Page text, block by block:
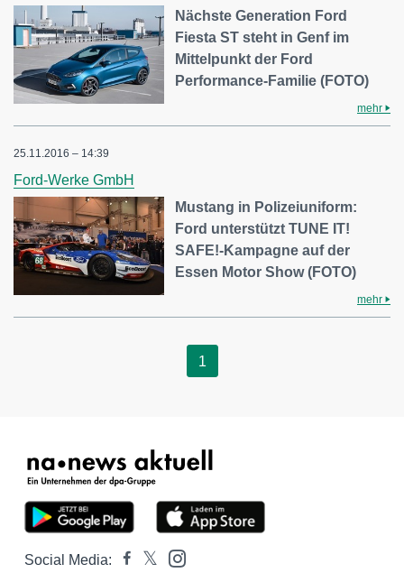
Nächste Generation Ford
Fiesta ST steht in Genf im
Mittelpunkt der Ford
Performance-Familie (FOTO)
mehr
25.11.2016 – 14:39
Ford-Werke GmbH
Mustang in Polizeiuniform:
Ford unterstützt TUNE IT!
SAFE!-Kampagne auf der
Essen Motor Show (FOTO)
mehr
1
Social Media: